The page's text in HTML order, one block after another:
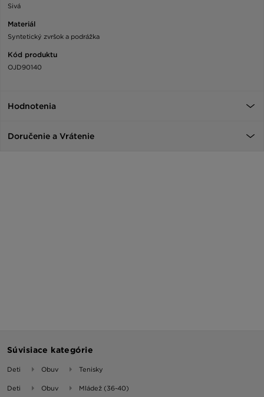
Sivá
Materiál
Syntetický zvršok a podrážka
Kód produktu
OJD90140
Hodnotenia
Doručenie a Vrátenie
Súvisiace kategórie
Deti Obuv Tenisky
Deti Obuv Mládež (36-40)